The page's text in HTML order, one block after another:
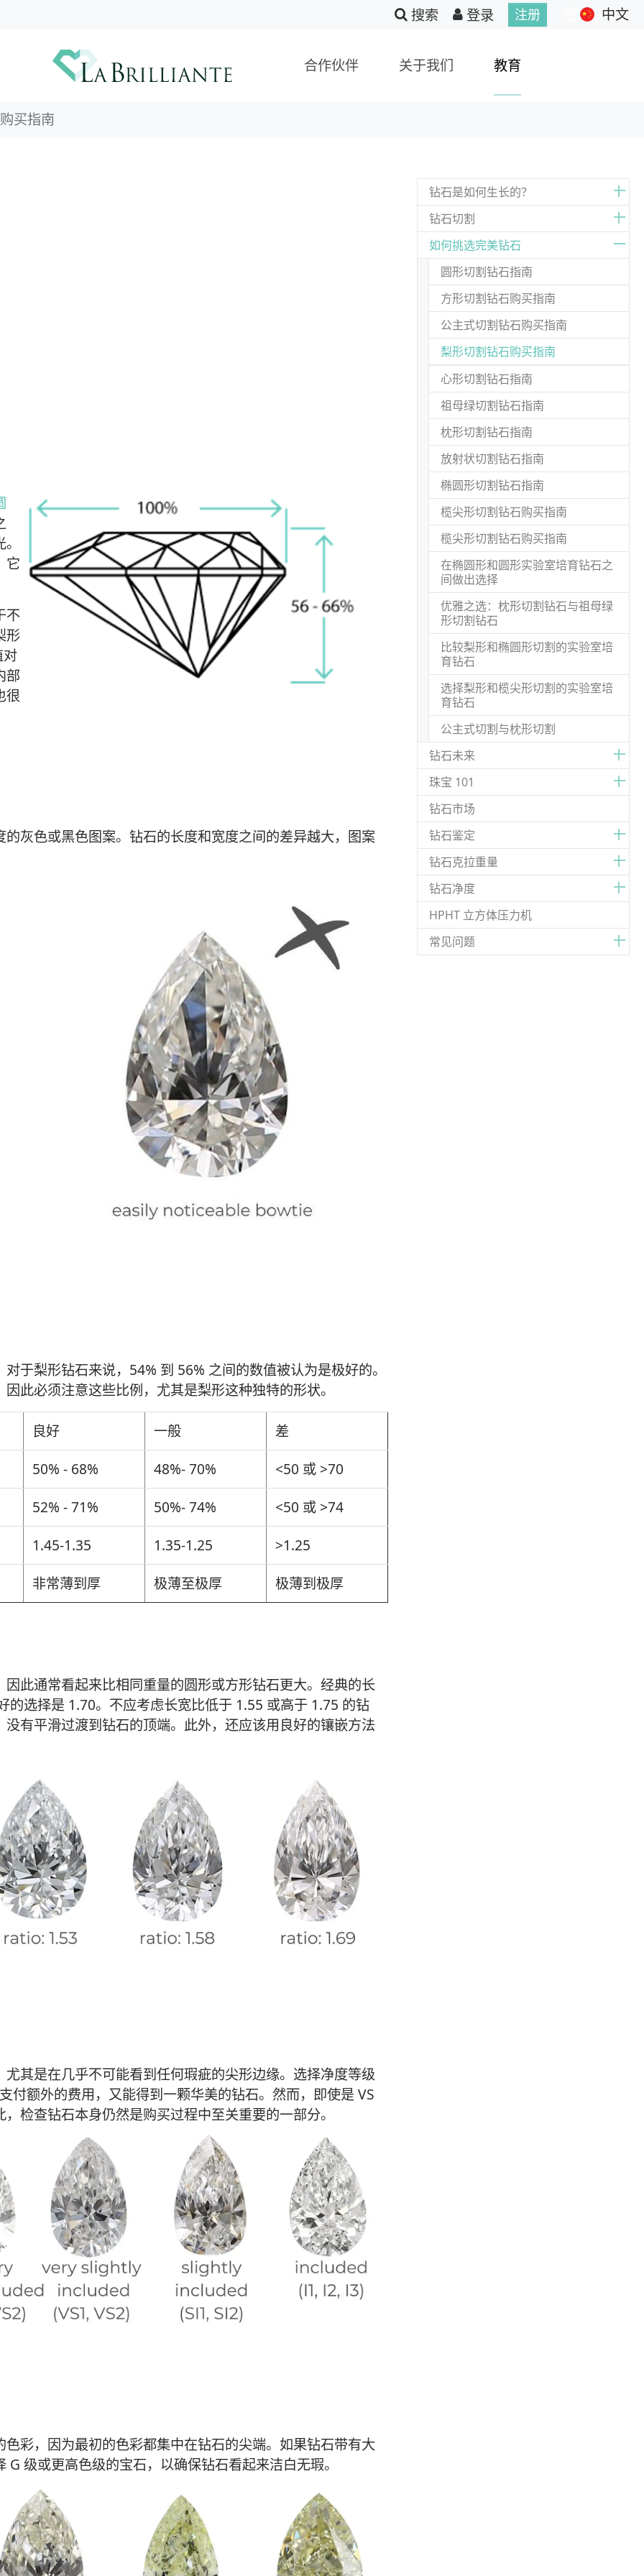
搜索 登录 注册 中文
合作伙伴 关于我们 教育
买指南
钻石是如何生长的？
钻石切割
如何挑选完美钻石
圆形切割钻石指南
方形切割钻石购买指南
公主式切割钻石购买指南
梨形切割钻石购买指南
心形切割钻石指南
祖母绿切割钻石指南
枕形切割钻石指南
放射状切割钻石指南
椭圆形切割钻石指南
榄尖形切割钻石购买指南
榄尖形切割钻石购买指南
在椭圆形和圆形实验室培育钻石之
间做出选择
优雅之选：枕形切割钻石与祖母绿
形切割钻石
比较梨形和椭圆形切割的实验室培
育钻石
选择梨形和榄尖形切割的实验室培
育钻石
公主式切割与枕形切割
钻石未来
珠宝 101
钻石市场
钻石鉴定
钻石克拉重量
钻石净度
HPHT 立方体压力机
常见问题
它
不
形
对
部
很
灰色或黑色图案。钻石的长度和宽度之间的差异越大，图案
于梨形钻石来说，54% 到 56% 之间的数值被认为是极好的。
此必须注意这些比例，尤其是梨形这种独特的形状。
良好 一般
差
50% - 68%
48%- 70%
<50 或 >70
52% - 71%
50%- 74%
<50 或 >74
1.45-1.35
1.35-1.25
>1.25
非常薄到厚
极薄至极厚 极薄到极厚
此通常看起来比相同重量的圆形或方形钻石更大。经典的长
选择是 1.70。不应考虑长宽比低于 1.55 或高于 1.75 的钻
有平滑过渡到钻石的顶端。此外，还应该用良好的镶嵌方法
其是在几乎不可能看到任何瑕疵的尖形边缘。选择净度等级
付额外的费用，又能得到一颗华美的钻石。然而，即使是 VS
检查钻石本身仍然是购买过程中至关重要的一部分。
彩，因为最初的色彩都集中在钻石的尖端。如果钻石带有大
级或更高色级的宝石，以确保钻石看起来洁白无瑕。